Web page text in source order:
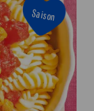
Saison